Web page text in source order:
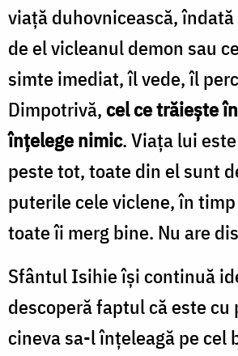
viață duhovnicească,
de el vicleanul demon sau
simte imedi­at, îl vede, îl
Dimpotrivă,cel ce trăiește
înțelege nimic. Viața lui
peste tot, toate din el sunt
puterile cele viclene, în
toate îi merg bine. Nu are
Sfântul Isihie își continuă
descoperă faptul că este
cineva sa-l înțeleagă pe cel